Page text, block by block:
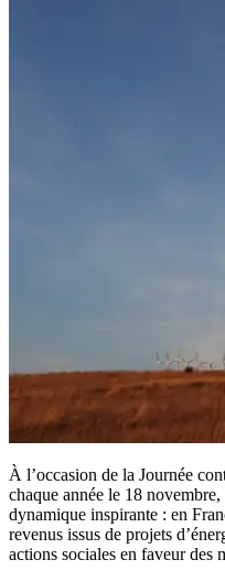
À l’occasion de la Journée
chaque année le 18
dynamique inspirante : en
revenus issus de projets
actions sociales en faveur des